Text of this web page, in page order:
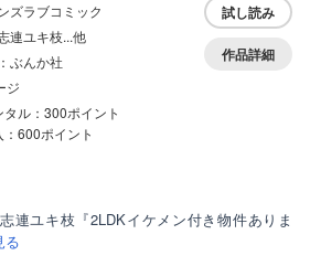
ズラブコミック
連ユキ枝...他
ぶんか社
ジ
タル：300ポイント
：600ポイント
試し読み
作品詳細
連ユキ枝『2LDKイケメン付き物件ありま
る